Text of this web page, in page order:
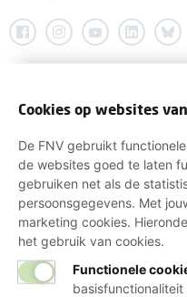
Cookies op websites
De FNV gebruikt
de websites goed te laten
gebruiken net als de
persoonsgegevens. Met
marketing cookies.
het gebruik van cookies.
Functionele